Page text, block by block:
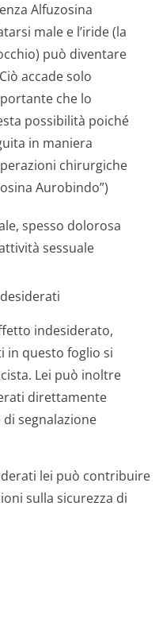
Alfuzosina
male e l’iride (la
può diventare
accade solo
che lo
possibilità poiché
in maniera
chirurgiche
Aurobindo”)
spesso dolorosa
sessuale
indesiderato,
in questo foglio si
Lei può inoltre
direttamente
segnalazione
lei può contribuire
sulla sicurezza di